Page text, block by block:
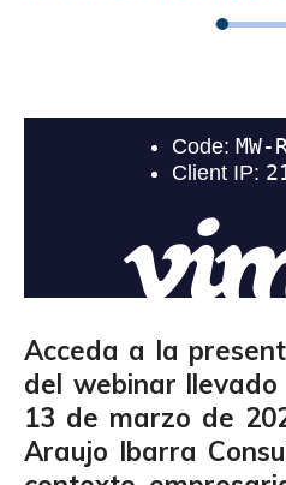
Acceda a la
del webinar
13 de marzo de
Araujo Ibarra